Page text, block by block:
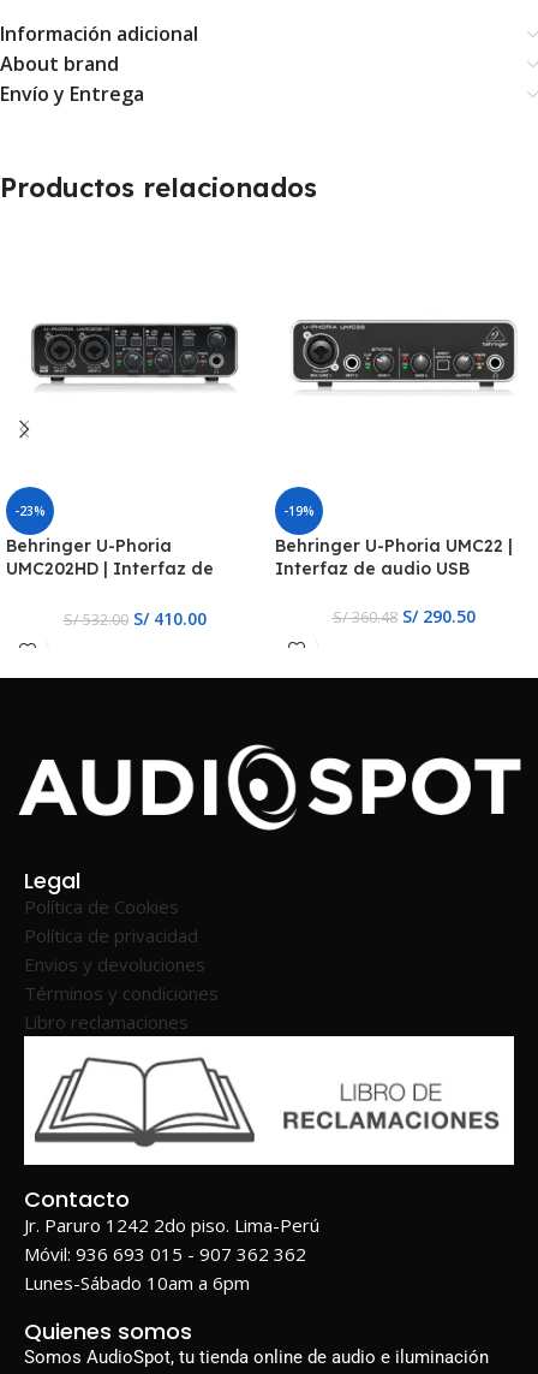
Información adicional
About brand
Envío y Entrega
Productos relacionados
-23%
Behringer U-Phoria
UMC202HD | Interfaz de
S/532.00 S/410.00
-19%
Behringer U-Phoria UMC22 |
Interfaz de audio USB
S/360.48 S/290.50
Legal
Política de Cookies
Política de privacidad
Envios y devoluciones
Términos y condiciones
Libro reclamaciones
Contacto
Jr. Paruro 1242 2do piso. Lima-Perú
Móvil: 936 693 015 - 907 362 362
Lunes-Sábado 10am a 6pm
Quienes somos
Somos AudioSpot, tu tienda online de audio e iluminación